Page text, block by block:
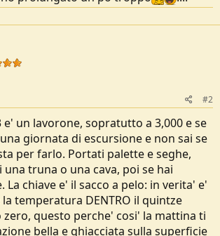
#2
un lavorone, sopratutto a 3,000 e se
giornata di escursione e non sai se
per farlo. Portati palette e seghe,
truna o una cava, poi se hai
La chiave e' il sacco a pelo: in verita' e'
temperatura DENTRO il quintze
questo perche' cosi' la mattina ti
bella e ghiacciata sulla superficie